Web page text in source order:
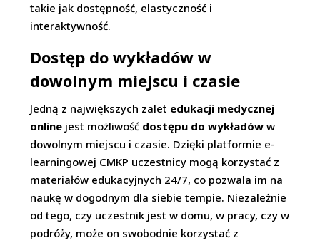
takie jak dostępność, elastyczność i
interaktywność.
Dostęp do wykładów w
dowolnym miejscu i czasie
Jedną z największych zalet edukacji medycznej
online jest możliwość dostępu do wykładów w
dowolnym miejscu i czasie. Dzięki platformie e-
learningowej CMKP uczestnicy mogą korzystać z
materiałów edukacyjnych 24/7, co pozwala im na
naukę w dogodnym dla siebie tempie. Niezależnie
od tego, czy uczestnik jest w domu, w pracy, czy w
podróży, może on swobodnie korzystać z